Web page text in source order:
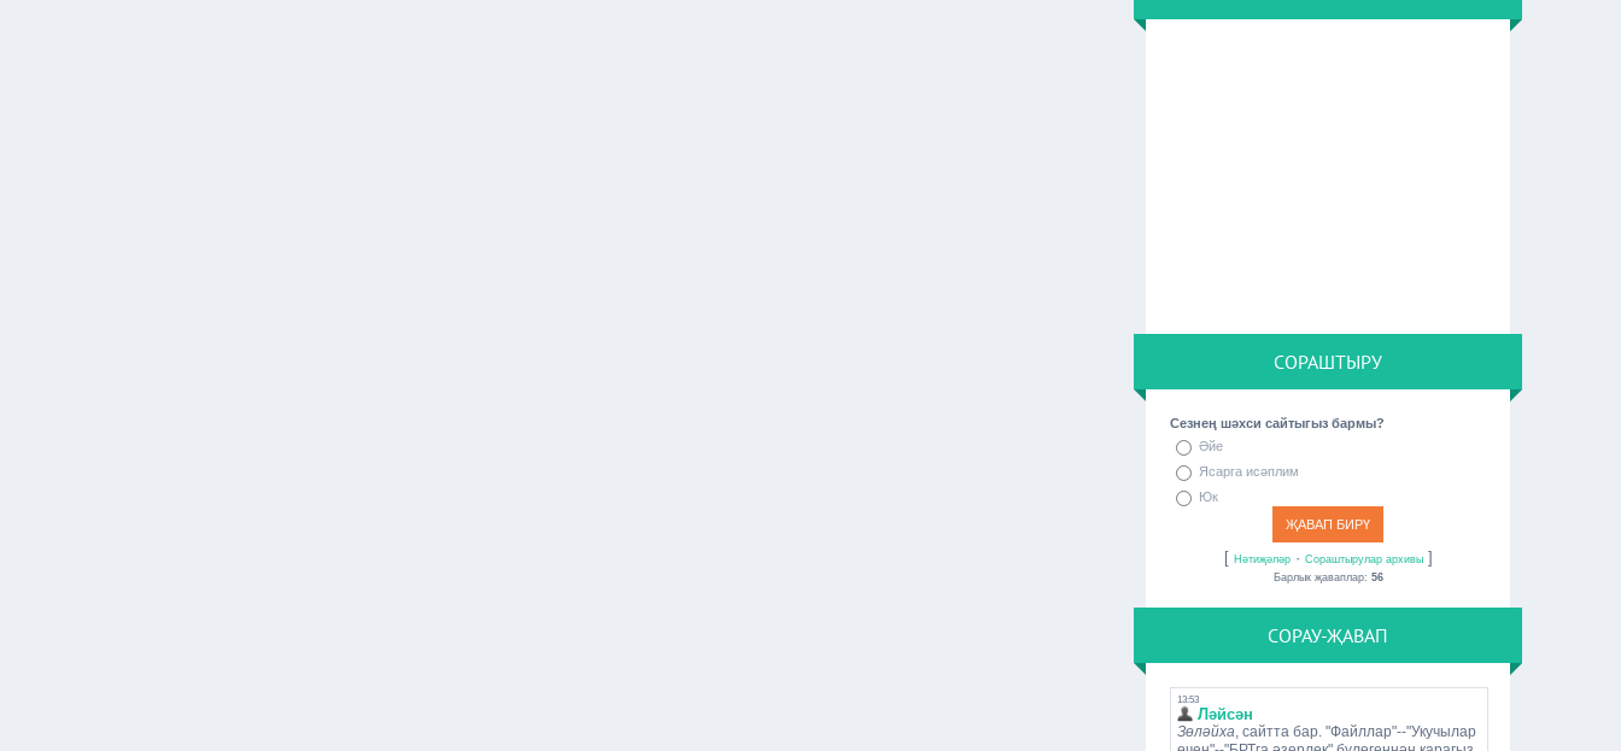
СОРАШТЫРУ
Сезнең шәхси сайтыгыз бармы?
Әйе
Ясарга исәплим
Юк
[ Нәтиҗәләр· Сораштырулар архивы]
Барлык җаваплар: 56
СОРАУ-ҖАВАП